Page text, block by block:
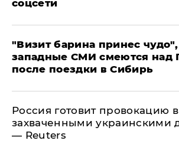
соцсети
"Визит барина принес
западные СМИ смеются над
после поездки в Сибирь
​Россия готовит провокацию
захваченными украинскими
— Reuters